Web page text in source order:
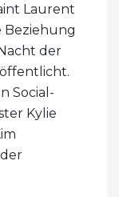
Laurent
Beziehung
der
Social-
Kylie